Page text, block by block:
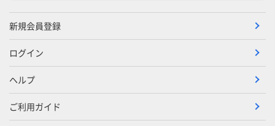
新規会員登録
ログイン
ヘルプ
ご利用ガイド